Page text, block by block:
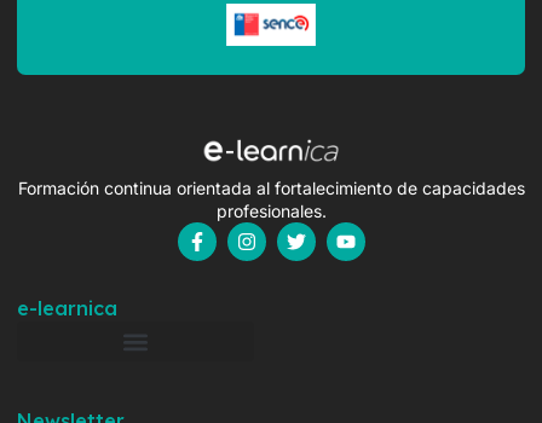
Formación continua orientada al fortalecimiento de capacidades
profesionales.
e-learnica